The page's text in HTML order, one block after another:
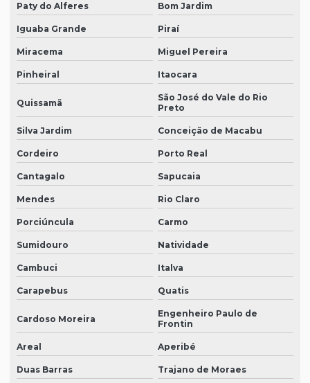
Paty do Alferes Bom Jardim
Iguaba Grande Piraí
Miracema Miguel Pereira
Pinheiral Itaocara
Quissamã
São José do Vale do Rio
Preto
Silva Jardim Conceição de Macabu
Cordeiro Porto Real
Cantagalo Sapucaia
Mendes Rio Claro
Porciúncula Carmo
Sumidouro Natividade
Cambuci Italva
Carapebus Quatis
Cardoso Moreira
Engenheiro Paulo de
Frontin
Areal Aperibé
Duas Barras Trajano de Moraes